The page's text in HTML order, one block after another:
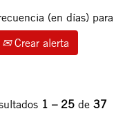
(en días)
Crear alerta
1 – 25 de 37